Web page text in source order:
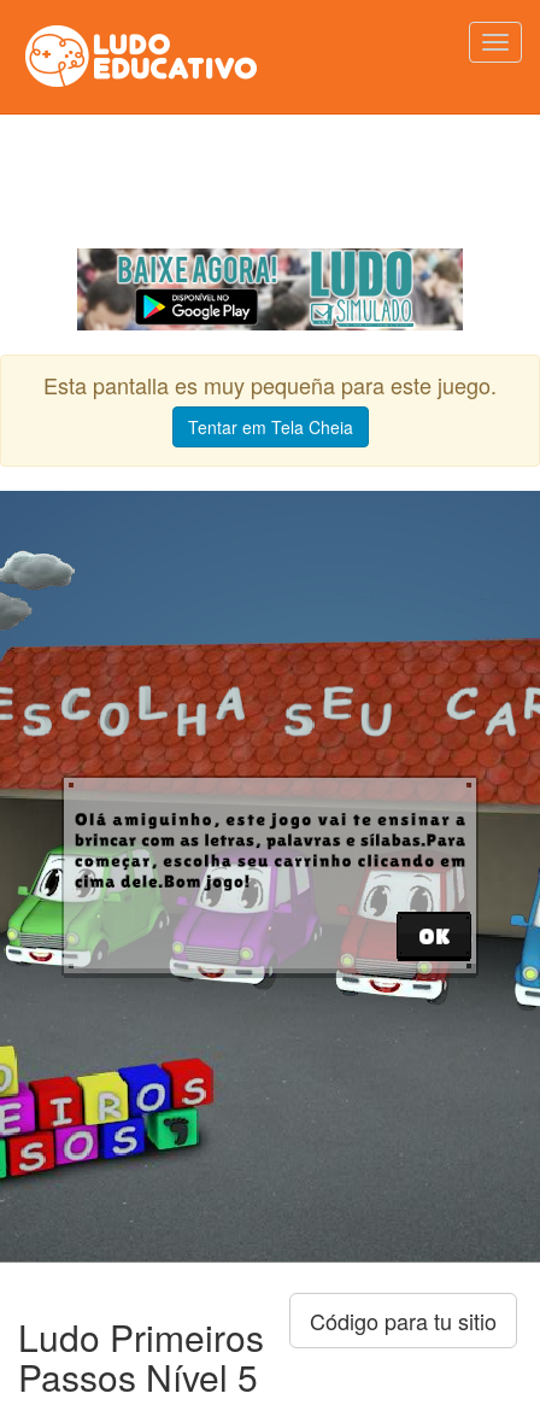
Esta pantalla es muy pequeña para este juego.
Tentar em Tela Cheia
Código para tu sitio
Ludo Primeiros
Passos Nível 5